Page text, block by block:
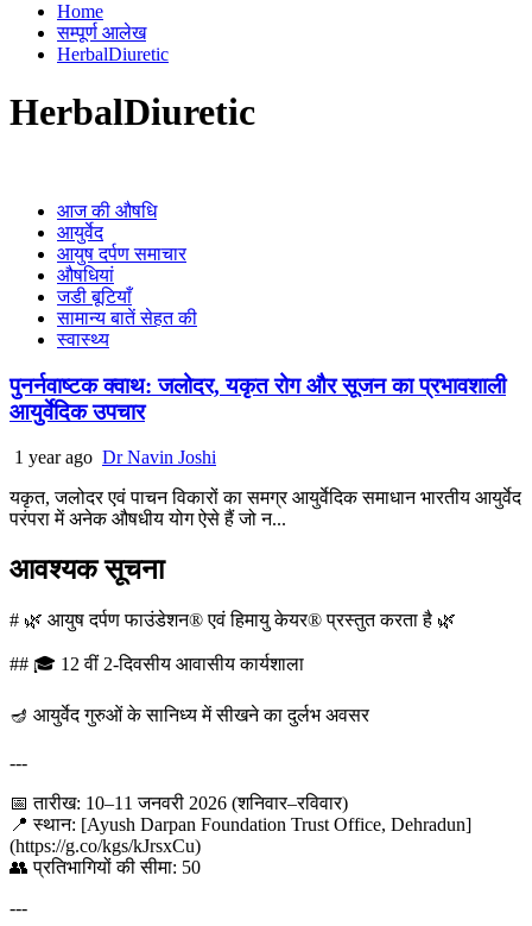
Home
सम्पूर्ण आलेख
HerbalDiuretic
HerbalDiuretic
आज की औषधि
आयुर्वेद
आयुष दर्पण समाचार
औषधियां
जडी बूटियाँ
सामान्य बातें सेहत की
स्वास्थ्य
पुनर्नवाष्टक क्वाथ: जलोदर, यकृत रोग और सूजन का प्रभावशाली
आयुर्वेदिक उपचार
1 year ago Dr Navin Joshi
यकृत, जलोदर एवं पाचन विकारों का समग्र आयुर्वेदिक समाधान भारतीय आयुर्वेद
परंपरा में अनेक औषधीय योग ऐसे हैं जो न...
आवश्यक सूचना
# 🌿 आयुष दर्पण फाउंडेशन® एवं हिमायु केयर® प्रस्तुत करता है 🌿
## 🎓 12 वीं 2-दिवसीय आवासीय कार्यशाला
🪔 आयुर्वेद गुरुओं के सानिध्य में सीखने का दुर्लभ अवसर
---
📅 तारीख: 10–11 जनवरी 2026 (शनिवार–रविवार)
📍 स्थान: [Ayush Darpan Foundation Trust Office, Dehradun]
(https://g.co/kgs/kJrsxCu)
👥 प्रतिभागियों की सीमा: 50
---